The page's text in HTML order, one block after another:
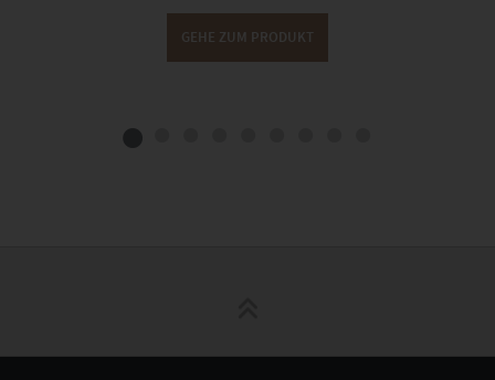
GEHE ZUM PRODUKT